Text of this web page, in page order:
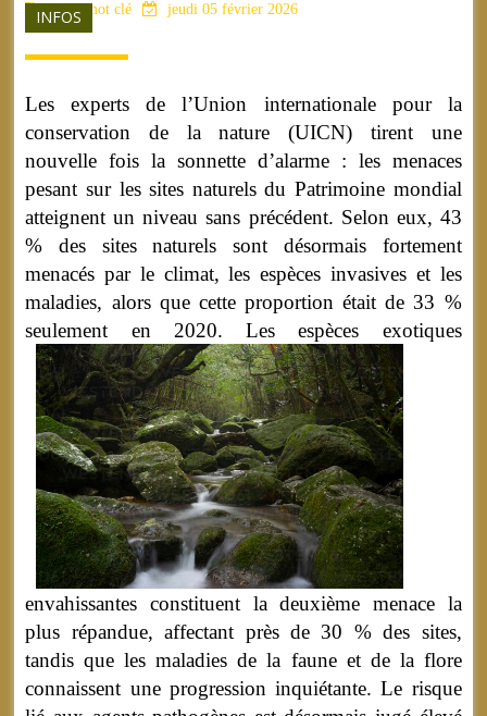
INFOS
aucun mot clé jeudi 05 février 2026
Les experts de l’Union internationale pour la
conservation de la nature (UICN) tirent une
nouvelle fois la sonnette d’alarme : les menaces
pesant sur les sites naturels du Patrimoine mondial
atteignent un niveau sans précédent. Selon eux, 43
% des sites naturels sont désormais fortement
menacés par le climat, les espèces invasives et les
maladies, alors que cette proportion était de 33 %
seulement en 2020.Les espèces exotiques
envahissantes constituent la deuxième menace la
plus répandue, affectant près de 30 % des sites,
tandis que les maladies de la faune et de la flore
connaissent une progression inquiétante. Le risque